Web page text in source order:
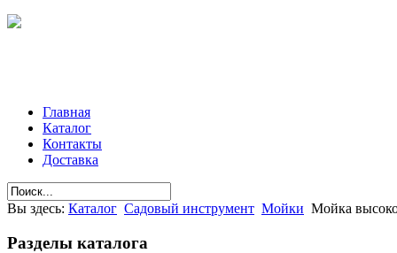
Главная
Каталог
Контакты
Доставка
Вы здесь: Каталог Садовый инструмент Мойки Мойка
Разделы каталога